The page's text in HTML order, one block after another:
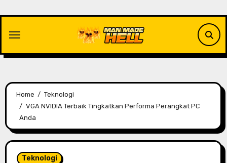
content
Home
Teknologi
VGA NVIDIA Terbaik Tingkatkan Performa Perangkat PC
Anda
Teknologi